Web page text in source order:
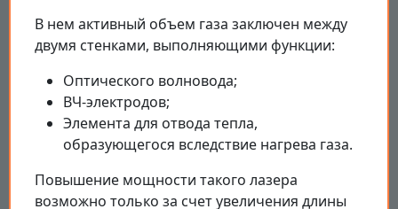
В нем активный объем газа заключен между
двумя стенками, выполняющими функции:
Оптического волновода;
ВЧ-электродов;
Элемента для отвода тепла,
образующегося вследствие нагрева газа.
Повышение мощности такого лазера
возможно только за счет увеличения длины